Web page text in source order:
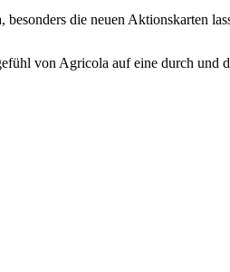
die neuen Aktionskarten
von Agricola auf eine durch und